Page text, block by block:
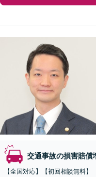
交通事故の損害賠償
【全国対応】【初回相談無料